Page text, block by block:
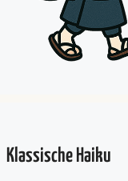
Klassische Haiku